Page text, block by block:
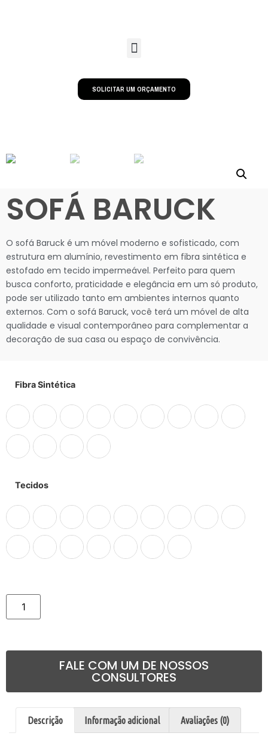
SOLICITAR UM ORÇAMENTO
SOFÁ BARUCK
O sofá Baruck é um móvel moderno e sofisticado, com
estrutura em alumínio, revestimento em fibra sintética e
estofado em tecido impermeável. Perfeito para quem
busca conforto, praticidade e elegância em um só produto,
pode ser utilizado tanto em ambientes internos quanto
externos. Com o sofá Baruck, você terá um móvel de alta
qualidade e visual contemporâneo para complementar a
decoração de sua casa ou espaço de convivência.
Fibra Sintética
Tecidos
FALE COM UM DE NOSSOS
CONSULTORES
Descrição Informação adicional Avaliações (0)